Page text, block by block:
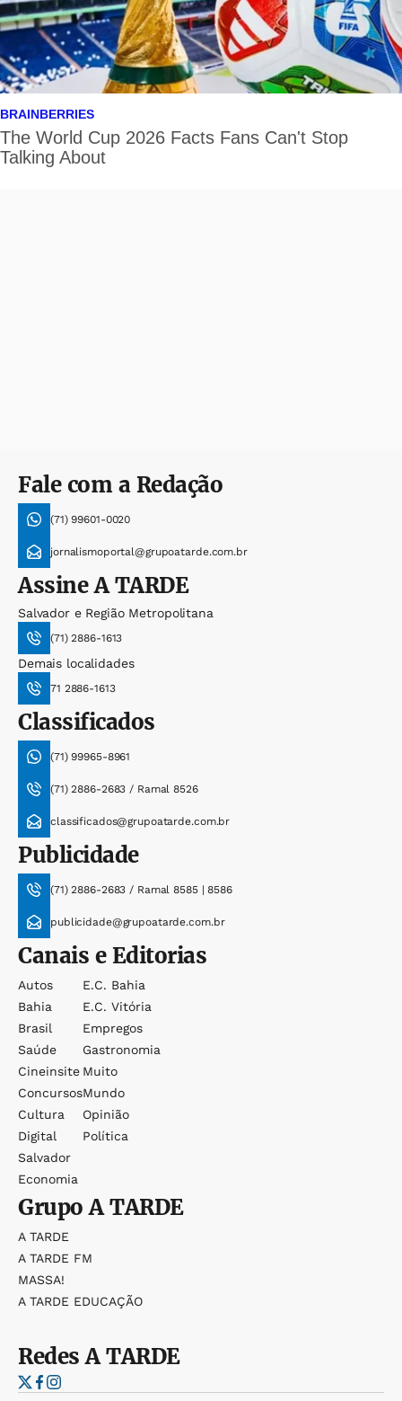
Fale com a Redação
(71) 99601-0020
jornalismoportal@grupoatarde.com.br
AssineA TARDE
Salvador e Região Metropolitana
(71) 2886-1613
Demais localidades
71 2886-1613
Classificados
(71) 99965-8961
(71) 2886-2683 / Ramal 8526
classificados@grupoatarde.com.br
Publicidade
(71) 2886-2683 / Ramal 8585 | 8586
publicidade@grupoatarde.com.br
Canais e Editorias
Autos
Bahia
Brasil
Saúde
Cineinsite
Concursos
Cultura
Digital
Salvador
Economia
E.c. Bahia
E.c. Vitória
Empregos
Gastronomia
Muito
Mundo
Opinião
Política
GrupoA TARDE
A TARDE
A TARDE FM
MASSA!
A TARDE EDUCAÇÃO
RedesA TARDE